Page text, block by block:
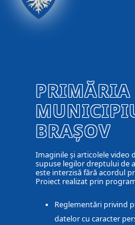
PRIMĂRIA
BRAȘOV
Imaginile și articolele video
supuse legilor dreptului de
este interzisă fără acordul
Proiect realizat prin
Reglementări privind
datelor cu caracter